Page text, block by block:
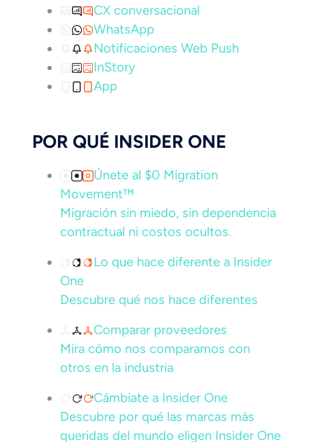
CX conversacional
WhatsApp
Notificaciones Web Push
InStory
App
POR QUÉ INSIDER ONE
Únete al $0 Migration
Movement™
Migración sin miedo, sin dependencia
contractual ni costos ocultos.
Lo que hace diferente a Insider
One
Descubre qué nos hace diferentes
Comparar proveedores
Mira cómo nos comparamos con
otros en la industria
Cámbiate a Insider One
Descubre por qué las marcas más
queridas del mundo eligen Insider One